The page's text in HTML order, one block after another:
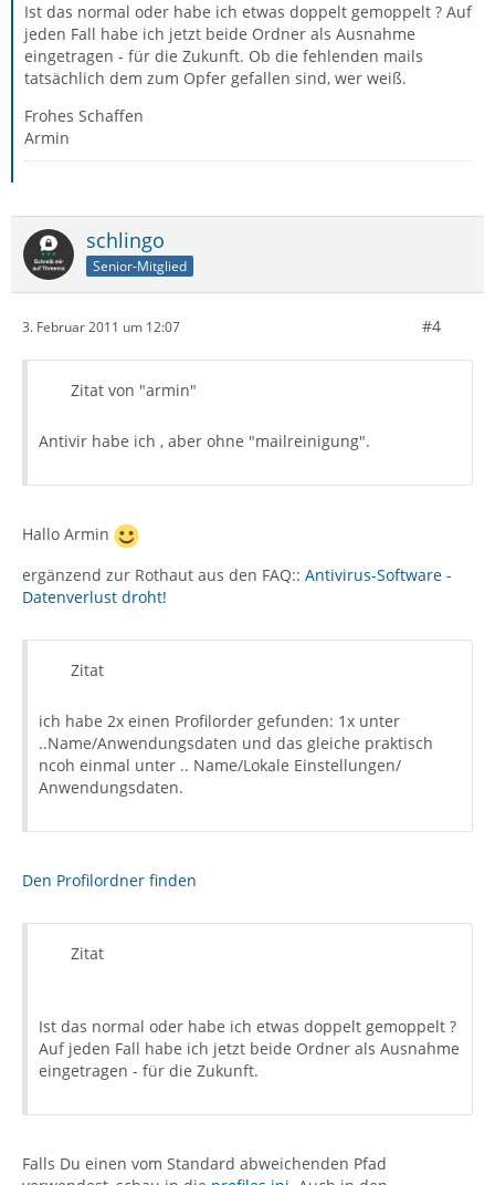
Ist das normal oder habe ich etwas doppelt gemoppelt ? Auf
jeden Fall habe ich jetzt beide Ordner als Ausnahme
eingetragen - für die Zukunft. Ob die fehlenden mails
tatsächlich dem zum Opfer gefallen sind, wer weiß.
Frohes Schaffen
Armin
schlingo
Senior-Mitglied
3. Februar 2011 um 12:07 #4
Zitat von "armin"
Antivir habe ich , aber ohne "mailreinigung".
Hallo Armin
ergänzend zur Rothaut aus den FAQ:: Antivirus-Software -
Datenverlust droht!
Zitat
ich habe 2x einen Profilorder gefunden: 1x unter
..Name/Anwendungsdaten und das gleiche praktisch
ncoh einmal unter .. Name/Lokale Einstellungen/
Anwendungsdaten.
Den Profilordner finden
Zitat
Ist das normal oder habe ich etwas doppelt gemoppelt ?
Auf jeden Fall habe ich jetzt beide Ordner als Ausnahme
eingetragen - für die Zukunft.
Falls Du einen vom Standard abweichenden Pfad